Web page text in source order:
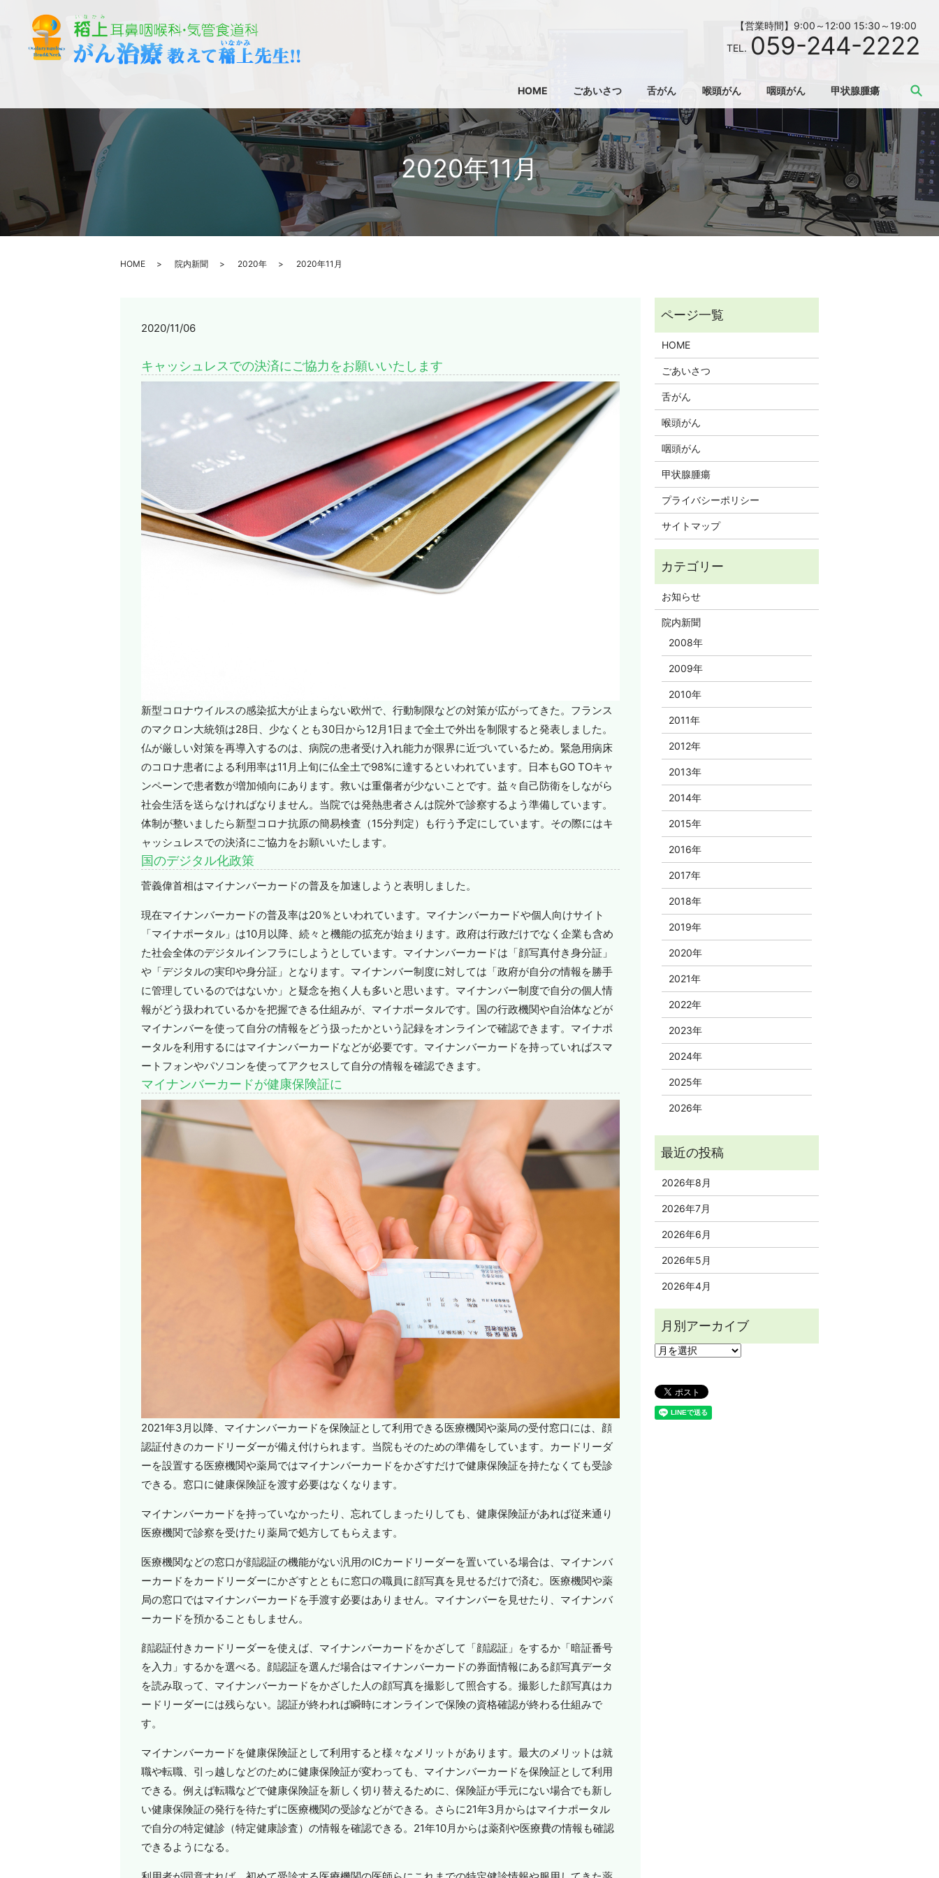
【営業時間】9:00～12:00 15:30～19:00
TEL. 059-244-2222
HOME ごあいさつ 舌がん 喉頭がん 咽頭がん 甲状腺腫瘍
2020年11月
HOME 院内新聞 2020年 2020年11月
2020/11/06
キャッシュレスでの決済にご協力をお願いいたします
新型コロナウイルスの感染拡大が止まらない欧州で、行動制限などの対策が広がってきた。フランス
のマクロン大統領は28日、少なくとも30日から12月1日まで全土で外出を制限すると発表しました。
仏が厳しい対策を再導入するのは、病院の患者受け入れ能力が限界に近づいているため。緊急用病床
のコロナ患者による利用率は11月上旬に仏全土で98%に達するといわれています。日本もGO TOキャ
ンペーンで患者数が増加傾向にあります。救いは重傷者が少ないことです。益々自己防衛をしながら
社会生活を送らなければなりません。当院では発熱患者さんは院外で診察するよう準備しています。
体制が整いましたら新型コロナ抗原の簡易検査（15分判定）も行う予定にしています。その際にはキ
ャッシュレスでの決済にご協力をお願いいたします。
国のデジタル化政策
菅義偉首相はマイナンバーカードの普及を加速しようと表明しました。
現在マイナンバーカードの普及率は20％といわれています。マイナンバーカードや個人向けサイト
「マイナポータル」は10月以降、続々と機能の拡充が始まります。政府は行政だけでなく企業も含め
た社会全体のデジタルインフラにしようとしています。マイナンバーカードは「顔写真付き身分証」
や「デジタルの実印や身分証」となります。マイナンバー制度に対しては「政府が自分の情報を勝手
に管理しているのではないか」と疑念を抱く人も多いと思います。マイナンバー制度で自分の個人情
報がどう扱われているかを把握できる仕組みが、マイナポータルです。国の行政機関や自治体などが
マイナンバーを使って自分の情報をどう扱ったかという記録をオンラインで確認できます。マイナポ
ータルを利用するにはマイナンバーカードなどが必要です。マイナンバーカードを持っていればスマ
ートフォンやパソコンを使ってアクセスして自分の情報を確認できます。
マイナンバーカードが健康保険証に
2021年3月以降、マイナンバーカードを保険証として利用できる医療機関や薬局の受付窓口には、顔
認証付きのカードリーダーが備え付けられます。当院もそのための準備をしています。カードリーダ
ーを設置する医療機関や薬局ではマイナンバーカードをかざすだけで健康保険証を持たなくても受診
できる。窓口に健康保険証を渡す必要はなくなります。
マイナンバーカードを持っていなかったり、忘れてしまったりしても、健康保険証があれば従来通り
医療機関で診察を受けたり薬局で処方してもらえます。
医療機関などの窓口が顔認証の機能がない汎用のICカードリーダーを置いている場合は、マイナンバ
ーカードをカードリーダーにかざすとともに窓口の職員に顔写真を見せるだけで済む。医療機関や薬
局の窓口ではマイナンバーカードを手渡す必要はありません。マイナンバーを見せたり、マイナンバ
ーカードを預かることもしません。
顔認証付きカードリーダーを使えば、マイナンバーカードをかざして「顔認証」をするか「暗証番号
を入力」するかを選べる。顔認証を選んだ場合はマイナンバーカードの券面情報にある顔写真データ
を読み取って、マイナンバーカードをかざした人の顔写真を撮影して照合する。撮影した顔写真はカ
ードリーダーには残らない。認証が終われば瞬時にオンラインで保険の資格確認が終わる仕組みで
す。
マイナンバーカードを健康保険証として利用すると様々なメリットがあります。最大のメリットは就
職や転職、引っ越しなどのために健康保険証が変わっても、マイナンバーカードを保険証として利用
できる。例えば転職などで健康保険証を新しく切り替えるために、保険証が手元にない場合でも新し
い健康保険証の発行を待たずに医療機関の受診などができる。さらに21年3月からはマイナポータル
で自分の特定健診（特定健康診査）の情報を確認できる。21年10月からは薬剤や医療費の情報も確認
できるようになる。
HOME
ごあいさつ
舌がん
喉頭がん
咽頭がん
甲状腺腫瘍
プライバシーポリシー
サイトマップ
お知らせ
院内新聞
2008年
2009年
2010年
2011年
2012年
2013年
2014年
2015年
2016年
2017年
2018年
2019年
2020年
2021年
2022年
2023年
2024年
2025年
2026年
2026年8月
2026年7月
2026年6月
2026年5月
2026年4月